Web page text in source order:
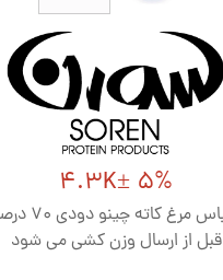
4.3K± 5%
مرغ کاته چینو دودی 70 درصد
قبل از ارسال وزن کشی می شود